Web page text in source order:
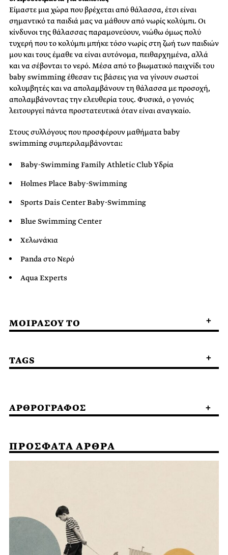
Είμαστε μια χώρα που βρέχεται από θάλασσα, έτσι είναι
σημαντικό τα παιδιά μας να μάθουν από νωρίς κολύμπι. Οι
κίνδυνοι της θάλασσας παραμονεύουν, νιώθω όμως πολύ
τυχερή που το κολύμπι μπήκε τόσο νωρίς στη ζωή των παιδιών
μου και τους έμαθε να είναι αυτόνομα, πειθαρχημένα, αλλά
και να σέβονται το νερό. Μέσα από το βιωματικό παιχνίδι του
baby swimming έθεσαν τις βάσεις για να γίνουν σωστοί
κολυμβητές και να απολαμβάνουν τη θάλασσα με προσοχή,
απολαμβάνοντας την ελευθερία τους. Φυσικά, ο γονιός
λειτουργεί πάντα προστατευτικά όταν είναι αναγκαίο.
Στους συλλόγους που προσφέρουν μαθήματα baby
swimming συμπεριλαμβάνονται:
Baby-Swimming Family Athletic Club Υδρία
Holmes Place Baby-Swimming
Sports Dais Center Baby-Swimming
Blue Swimming Center
Χελωνάκια
Panda στο Νερό
Aqua Experts
ΜΟΙΡΑΣΟΥ ΤΟ
TAGS
ΑΡΘΡΟΓΡΑΦΟΣ
ΠΡΟΣΦΑΤΑ ΑΡΘΡΑ